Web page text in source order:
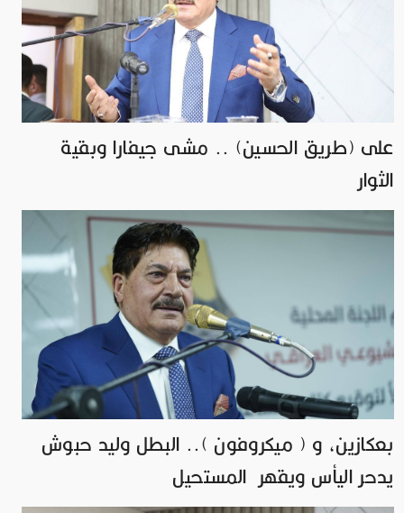
على (طريق الحسين) .. مشى جيفارا وبقية
الثوار
بعكازين، و ( ميكروفون ).. البطل وليد حبوش
يدحر اليأس ويقهر المستحيل